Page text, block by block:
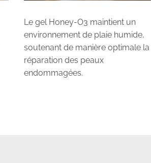
Le gel Honey-O3 maintient un
environnement de plaie humide,
soutenant de manière optimale la
réparation des peaux
endommagées.